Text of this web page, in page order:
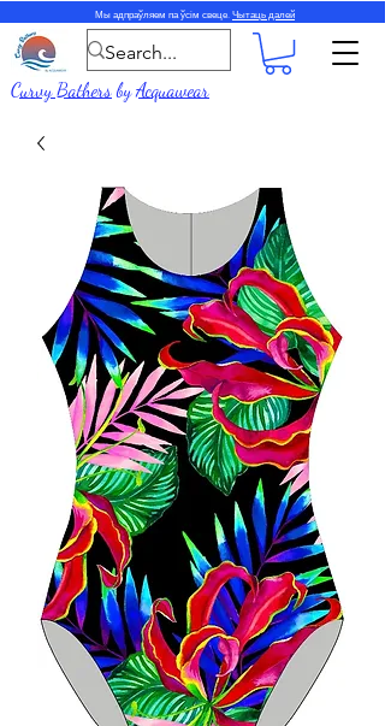
Мы адпраўляем па ўсім свеце. Чытаць далей
Curvy BathersbyAcquawear